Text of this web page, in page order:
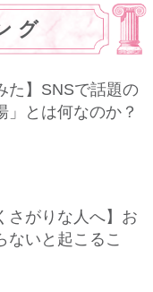
グ
た】SNSで話題の
」とは何なのか？
さがりな人へ】お
ないと起こるこ